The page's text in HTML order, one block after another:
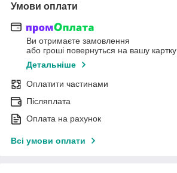
Умови оплати
Ви отримаєте замовлення
або гроші повернуться на вашу картку
Детальніше
Оплатити частинами
Післяплата
Оплата на рахунок
Всі умови оплати